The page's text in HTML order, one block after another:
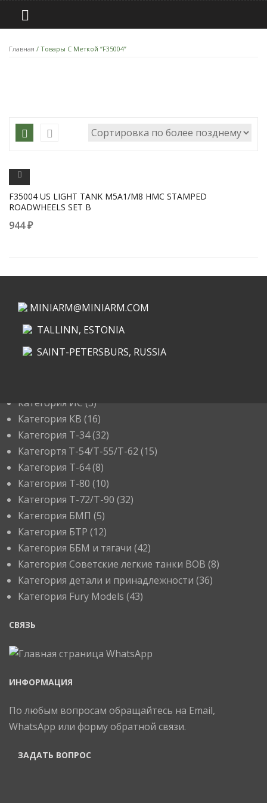
Главная / Товары С Меткой “F35004”
F35004 US LIGHT TANK M5A1/M8 HMC STAMPED
ROADWHEELS SET B
944₽
MINIARM@MINIARM.COM
TALLINN, ESTONIA
SAINT-PETERSBURS, RUSSIA
Категория ИС (3)
Категория КВ (16)
Категория Т-34(32)
Категортя Т-54/Т-55/Т-62 (15)
Категория T-64(8)
Категория T-80 (10)
Категория T-72/T-90 (32)
Категория БМП (5)
Категория БТР (12)
Категория ББМ и тягачи (42)
Категория Советские легкие танки ВОВ (8)
Категория детали и принадлежности (36)
Категория Fury Models (43)
СВЯЗЬ
ИНФОРМАЦИЯ
По любым вопросам обращайтесь на Email,
WhatsApp или форму обратной связи.
ЗАДАТЬ ВОПРОС